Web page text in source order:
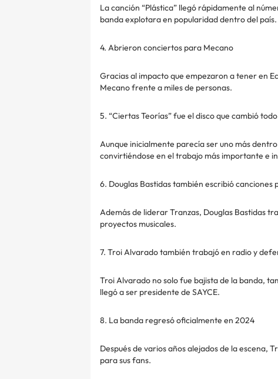
La canción “Plástica” llegó rápidamente al
banda explotara en popularidad dentro del país.
4. Abrieron conciertos para Mecano
Gracias al impacto que empezaron a tener en
Mecano frente a miles de personas.
5. “Ciertas Teorías” fue el disco que cambió todo
Aunque inicialmente parecía ser uno más
convirtiéndose en el trabajo más importante e
6. Douglas Bastidas también escribió canciones
Además de liderar Tranzas, Douglas Bastidas
proyectos musicales.
7. Troi Alvarado también trabajó en radio y
Troi Alvarado no solo fue bajista de la banda,
llegó a ser presidente de SAYCE.
8. La banda regresó oficialmente en 2024
Después de varios años alejados de la escena,
para sus fans.